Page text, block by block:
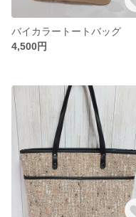
バイカラートートバッグ
4,500円